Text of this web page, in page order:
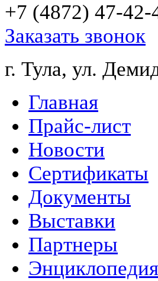
+7 (4872) 47-42-
Заказать звонок
г. Тула, ул.
Главная
Прайс-лист
Новости
Сертификаты
Документы
Выставки
Партнеры
Энциклопедия